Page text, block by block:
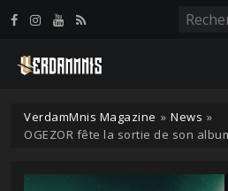
VerdamMnis Magazine » News »
OGEZOR fête la sortie de son
Panneau de gestion des cookies